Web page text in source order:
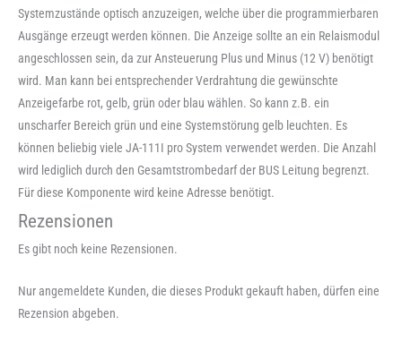
Systemzustände optisch anzuzeigen, welche über die programmierbaren
Ausgänge erzeugt werden können. Die Anzeige sollte an ein Relaismodul
angeschlossen sein, da zur Ansteuerung Plus und Minus (12 V) benötigt
wird. Man kann bei entsprechender Verdrahtung die gewünschte
Anzeigefarbe rot, gelb, grün oder blau wählen. So kann z.B. ein
unscharfer Bereich grün und eine Systemstörung gelb leuchten. Es
können beliebig viele JA-111I pro System verwendet werden. Die Anzahl
wird lediglich durch den Gesamtstrombedarf der BUS Leitung begrenzt.
Für diese Komponente wird keine Adresse benötigt.
Rezensionen
Es gibt noch keine Rezensionen.
Nur angemeldete Kunden, die dieses Produkt gekauft haben, dürfen eine
Rezension abgeben.